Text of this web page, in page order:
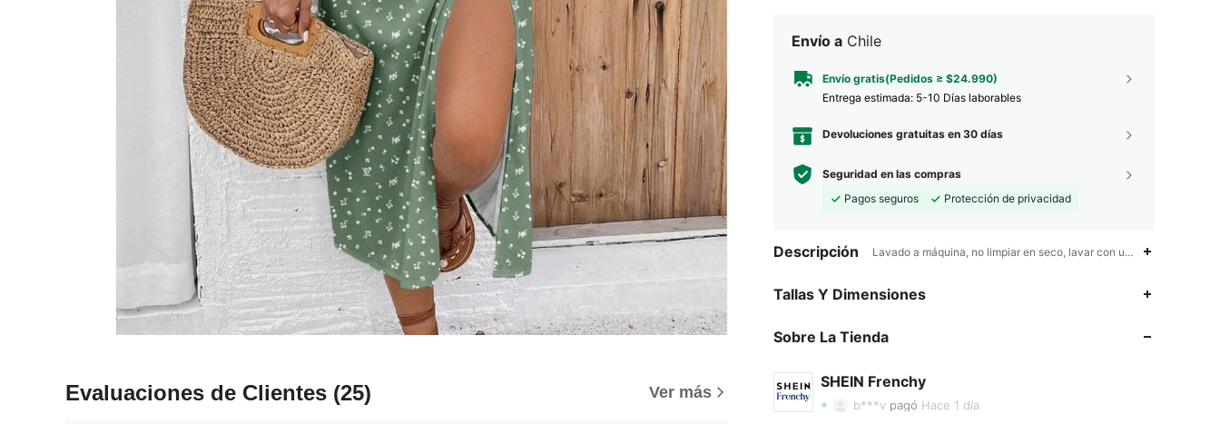
Evaluaciones de Clientes (25) Ver más
Envío a Chile
Envío gratis(Pedidos ≥ $24.990)
Entrega estimada: 5-10 Días laborables
Devoluciones gratuitas en 30 días
Seguridad en las compras
Pagos seguros
Protección de privacidad
Descripción Lavado a máquina, no limpiar en seco, lavar con un detergente
Tallas Y Dimensiones
Sobre La Tienda
SHEIN Frenchy
4,91
4,91
b***v pagó Hace 1 día